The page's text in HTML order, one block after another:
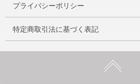
プライバシーポリシー
特定商取引法に基づく表記